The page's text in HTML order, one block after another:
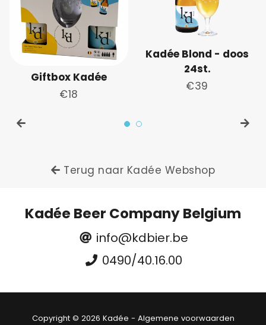
Giftbox Kadée
Normale
€18
Kadée Blond - doos
24st.
Normale
€39
Terug naar Kadée Webshop
Kadée Beer Company Belgium
info@kdbier.be
0490/40.16.00
Copyright © 2026 Kadée - Algemene voorwaarden